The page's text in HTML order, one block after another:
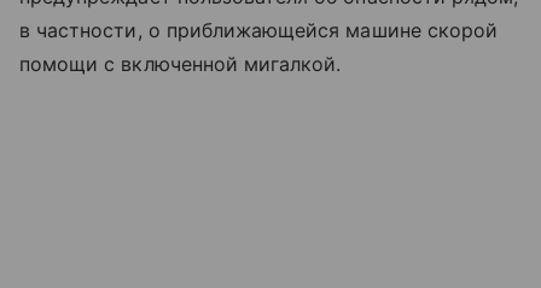
в частности, о приближающейся машине скорой
помощи с включенной мигалкой.